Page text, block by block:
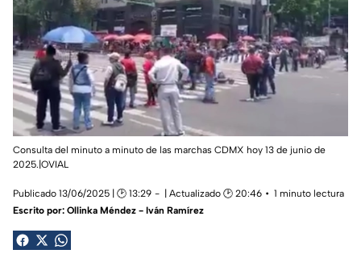
Consulta del minuto a minuto de las marchas CDMX hoy 13 de junio de
2025.|OVIAL
Publicado 13/06/2025 | 🕑 13:29 | Actualizado 🕑 20:46
1 minuto lectura
Escrito por: Ollinka Méndez - Iván Ramírez